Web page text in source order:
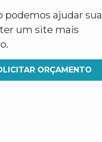
podemos ajudar sua
um site mais
ORÇAMENTO